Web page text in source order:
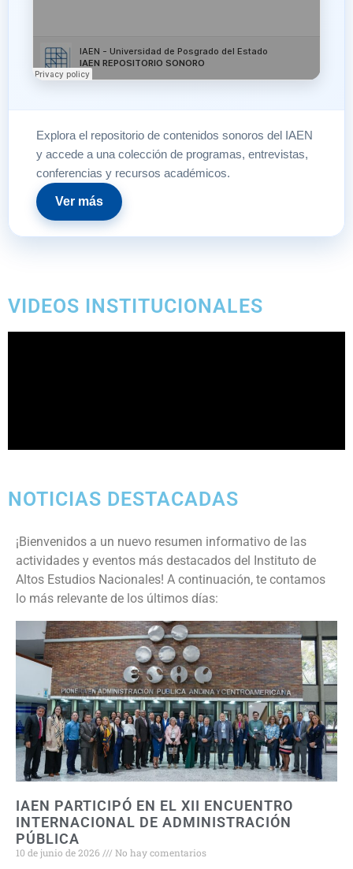
Explora el repositorio de contenidos sonoros del IAEN
y accede a una colección de programas, entrevistas,
conferencias y recursos académicos.
Ver más
VIDEOS INSTITUCIONALES
NOTICIAS DESTACADAS
¡Bienvenidos a un nuevo resumen informativo de las
actividades y eventos más destacados del Instituto de
Altos Estudios Nacionales! A continuación, te contamos
lo más relevante de los últimos días:
IAEN PARTICIPÓ EN EL XII ENCUENTRO
INTERNACIONAL DE ADMINISTRACIÓN
PÚBLICA
10 de junio de 2026 No hay comentarios